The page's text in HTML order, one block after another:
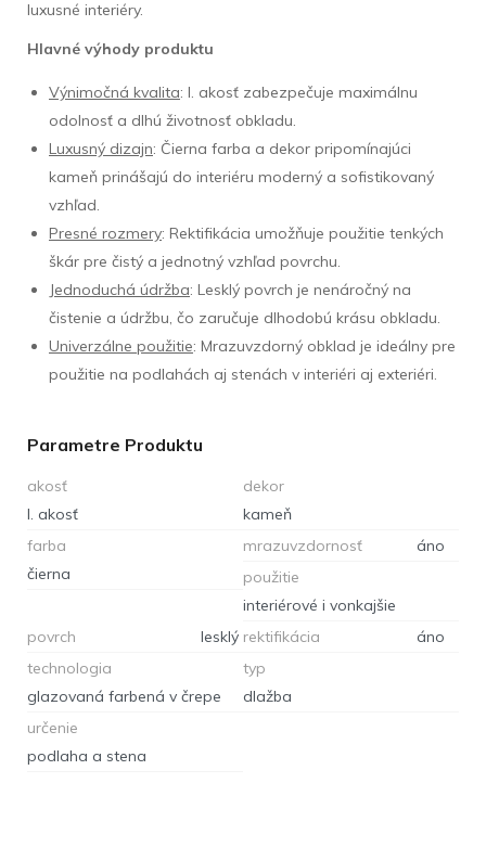
luxusné interiéry.
Hlavné výhody produktu
Výnimočná kvalita: I. akosť zabezpečuje maximálnu
odolnosť a dlhú životnosť obkladu.
Luxusný dizajn: Čierna farba a dekor pripomínajúci
kameň prinášajú do interiéru moderný a sofistikovaný
vzhľad.
Presné rozmery: Rektifikácia umožňuje použitie tenkých
škár pre čistý a jednotný vzhľad povrchu.
Jednoduchá údržba: Lesklý povrch je nenáročný na
čistenie a údržbu, čo zaručuje dlhodobú krásu obkladu.
Univerzálne použitie: Mrazuvzdorný obklad je ideálny pre
použitie na podlahách aj stenách v interiéri aj exteriéri.
Parametre Produktu
akosť
I. akosť
dekor
kameň
farba
čierna
mrazuvzdornosť
áno
použitie
interiérové i vonkajšie
povrch
lesklý rektifikácia
áno
technologia
glazovaná farbená v črepe
typ
dlažba
určenie
podlaha a stena